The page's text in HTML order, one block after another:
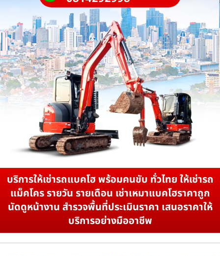
บริการให้เช่ารถแบคโฮ พร้อมคนขับ ทั่วไทย ให้เช่ารถ
แม็คโคร รายวัน รายเดือน เช่าเหมาแบคโฮราคาถูก
นัดดูหน้างาน สำรวจพื้นที่ประเมินราคา เสนอราคาให้
บริการอย่างมืออาชีพ